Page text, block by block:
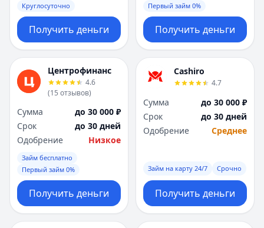
Круглосуточно
Получить деньги
Первый займ 0%
Получить деньги
Центрофинанс
4.6
(15 отзывов)
Сумма
до 30 000 ₽
Срок
до 30 дней
Одобрение
Низкое
Займ бесплатно
Первый займ 0%
Получить деньги
Cashiro
4.7
Сумма
до 30 000 ₽
Срок
до 30 дней
Одобрение
Среднее
Займ на карту 24/7 Срочно
Получить деньги